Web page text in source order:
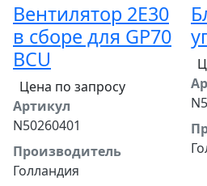
Вентилятор 2E30
в сборе для GP70
BCU
Цена по запросу
Артикул
N50260401
Производитель
Голландия